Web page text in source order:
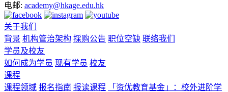
电邮: academy@hkage.edu.hk
关于我们
背景 机构管治架构 採购公告 职位空缺 联络我们
学员及校友
如何成为学员 现有学员 校友
课程
课程领域 报名指南 报读课程
「资优教育基金」：校外进阶学